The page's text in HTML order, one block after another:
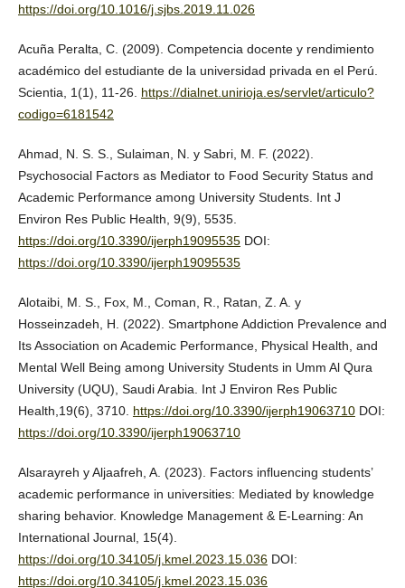
https://doi.org/10.1016/j.sjbs.2019.11.026
Acuña Peralta, C. (2009). Competencia docente y rendimiento
académico del estudiante de la universidad privada en el Perú.
Scientia, 1(1), 11-26. https://dialnet.unirioja.es/servlet/articulo?
codigo=6181542
Ahmad, N. S. S., Sulaiman, N. y Sabri, M. F. (2022).
Psychosocial Factors as Mediator to Food Security Status and
Academic Performance among University Students. Int J
Environ Res Public Health, 9(9), 5535.
https://doi.org/10.3390/ijerph19095535DOI:
https://doi.org/10.3390/ijerph19095535
Alotaibi, M. S., Fox, M., Coman, R., Ratan, Z. A. y
Hosseinzadeh, H. (2022). Smartphone Addiction Prevalence and
Its Association on Academic Performance, Physical Health, and
Mental Well Being among University Students in Umm Al Qura
University (UQU), Saudi Arabia. Int J Environ Res Public
Health,19(6), 3710. https://doi.org/10.3390/ijerph19063710DOI:
https://doi.org/10.3390/ijerph19063710
Alsarayreh y Aljaafreh, A. (2023). Factors influencing students’
academic performance in universities: Mediated by knowledge
sharing behavior. Knowledge Management & E-Learning: An
International Journal, 15(4).
https://doi.org/10.34105/j.kmel.2023.15.036DOI:
https://doi.org/10.34105/j.kmel.2023.15.036